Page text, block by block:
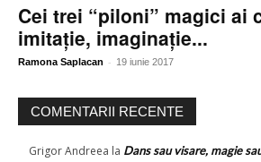
Cei trei “piloni” magici ai
imitaţie, imaginaţie...
Ramona Saplacan - 19 iunie 2017
COMENTARII RECENTE
Grigor Andreea la Dans sau visare, magie